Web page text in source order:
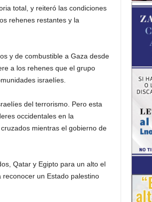
total, y reiteró las condiciones
rehenes restantes y la
y de combustible a Gaza desde
a los rehenes que el grupo
israelíes.
del terrorismo. Pero esta
occidentales en la
mientras el gobierno de
Qatar y Egipto para un alto el
un Estado palestino